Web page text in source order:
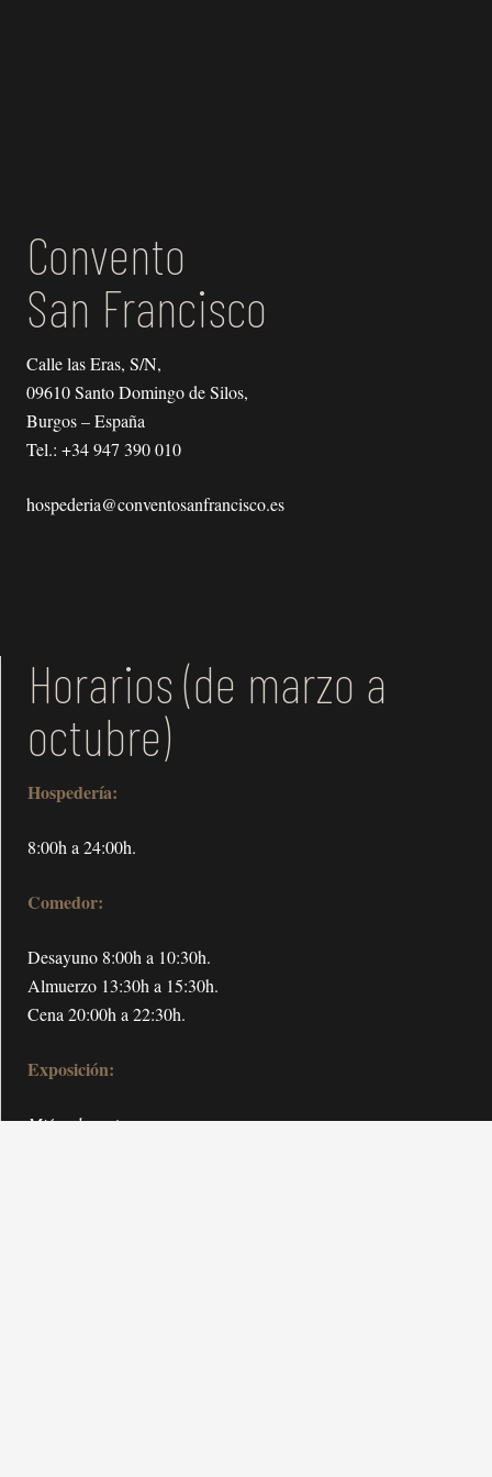
Convento
San Francisco
Calle las Eras, S/N,
09610 Santo Domingo de Silos,
Burgos – España
Tel.: +34 947 390 010
hospederia@conventosanfrancisco.es
Horarios (de marzo a
octubre)
Hospedería:
8:00h a 24:00h.
Comedor:
Desayuno 8:00h a 10:30h.
Almuerzo 13:30h a 15:30h.
Cena 20:00h a 22:30h.
Exposición:
Miércoles a jueves